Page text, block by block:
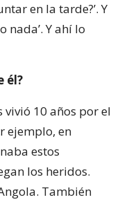
en la tarde?’. Y
nada’. Y ahí lo
él?
vivió 10 años por el
ejemplo, en
estos
los heridos.
También